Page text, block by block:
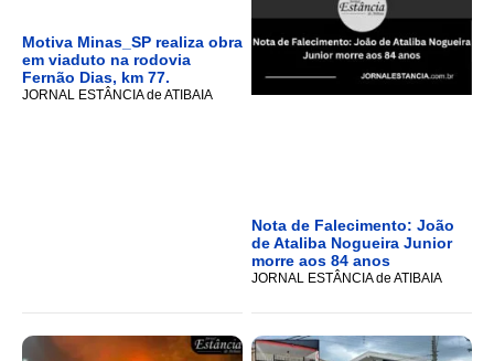
Motiva Minas_SP realiza obra
em viaduto na rodovia
Fernão Dias, km 77.
JORNAL ESTÂNCIA de ATIBAIA
Nota de Falecimento: João
de Ataliba Nogueira Junior
morre aos 84 anos
JORNAL ESTÂNCIA de ATIBAIA